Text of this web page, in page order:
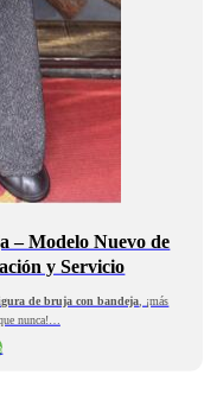
– Modelo Nuevo de
y Servicio
de bruja con bandeja , ¡más
nunca!…